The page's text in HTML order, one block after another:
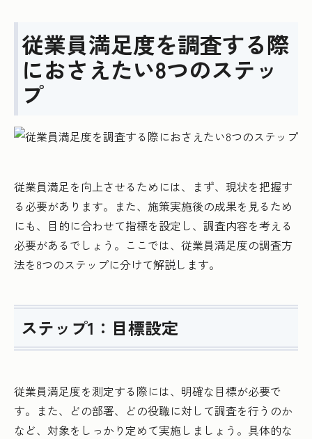
従業員満足度を調査する際
におさえたい8つのステッ
プ
従業員満足を向上させるためには、まず、現状を把握す
る必要があります。また、施策実施後の成果を見るため
にも、目的に合わせて指標を設定し、調査内容を考える
必要があるでしょう。ここでは、従業員満足度の調査方
法を8つのステップに分けて解説します。
ステップ1：目標設定
従業員満足度を測定する際には、明確な目標が必要で
す。また、どの部署、どの役職に対して調査を行うのか
など、対象をしっかり定めて実施しましょう。具体的な